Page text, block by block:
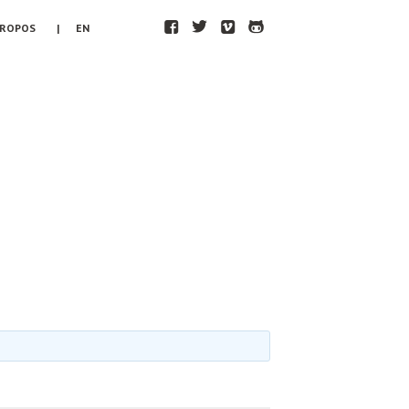
| EN F T V H